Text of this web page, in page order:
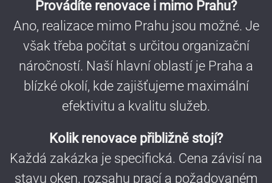
Provádíte renovace i mimo Prahu?
Ano, realizace mimo Prahu jsou možné. Je
však třeba počítat s určitou organizační
náročností. Naší hlavní oblastí je Praha a
blízké okolí, kde zajišťujeme maximální
efektivitu a kvalitu služeb.
Kolik renovace přibližně stojí?
Každá zakázka je specifická. Cena závisí na
stavu oken, rozsahu prací a požadovaném